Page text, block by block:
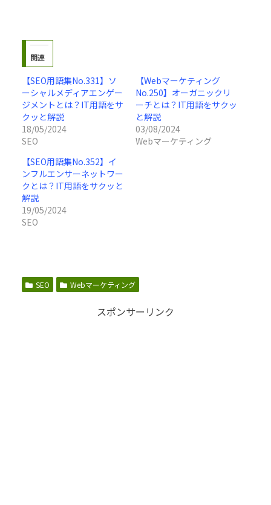
関連
【SEO用語集No.331】ソ
ーシャルメディアエンゲー
ジメントとは？IT用語をサ
クッと解説
18/05/2024
SEO
【Webマーケティング
No.250】オーガニックリ
ーチとは？IT用語をサクッ
と解説
03/08/2024
Webマーケティング
【SEO用語集No.352】イ
ンフルエンサーネットワー
クとは？IT用語をサクッと
解説
19/05/2024
SEO
SEO Webマーケティング
スポンサーリンク